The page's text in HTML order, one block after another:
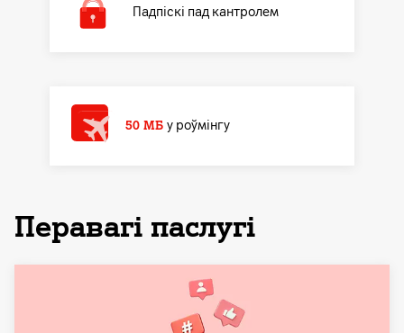
Падпіскі пад кантролем
50 МБ у роўмінгу
Перавагі паслугі